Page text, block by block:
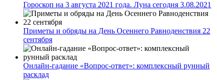
Гороскоп на 3 августа 2021 года. Луна сегодня 3.08.2021
Приметы и обряды на День Осеннего Равноденствия 22
сентября
Онлайн-гадание «Вопрос-ответ»: комплексный рунный
расклад